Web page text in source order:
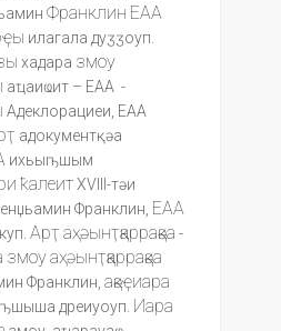
Франклин ЕАА
илагала дуӡӡоуп.
хадара змоу
аҵаиҩит – ЕАА -
Адеклорациеи, ЕАА
адокументқәа
ихьыҧшым
ҟалеитXVlll-тәи
Франклин, ЕАА
Арҭ аҳәынҭқаррақәа -
змоуаҳәынҭқаррақәа
Франклин, ақәҿиара
дреиуоуп. Иара